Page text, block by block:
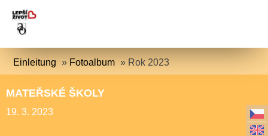
Einleitung » Fotoalbum » Rok 2023
MATEŘSKÉ ŠKOLY
19. 3. 2023